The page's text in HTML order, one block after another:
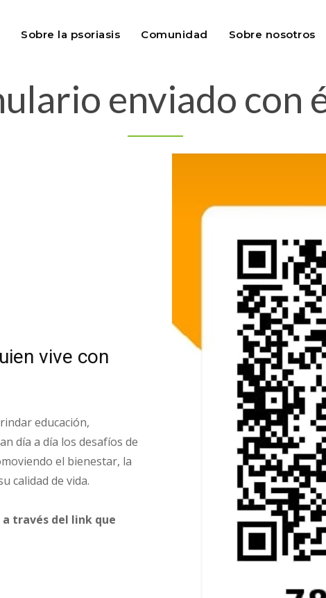
Sobre la psoriasis Comunidad Sobre nosotros
enviado con
vive con
educación,
día a día los desafíos de
el bienestar, la
calidad de vida.
a través del link que